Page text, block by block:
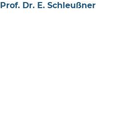
Prof. Dr. E. Schleußner